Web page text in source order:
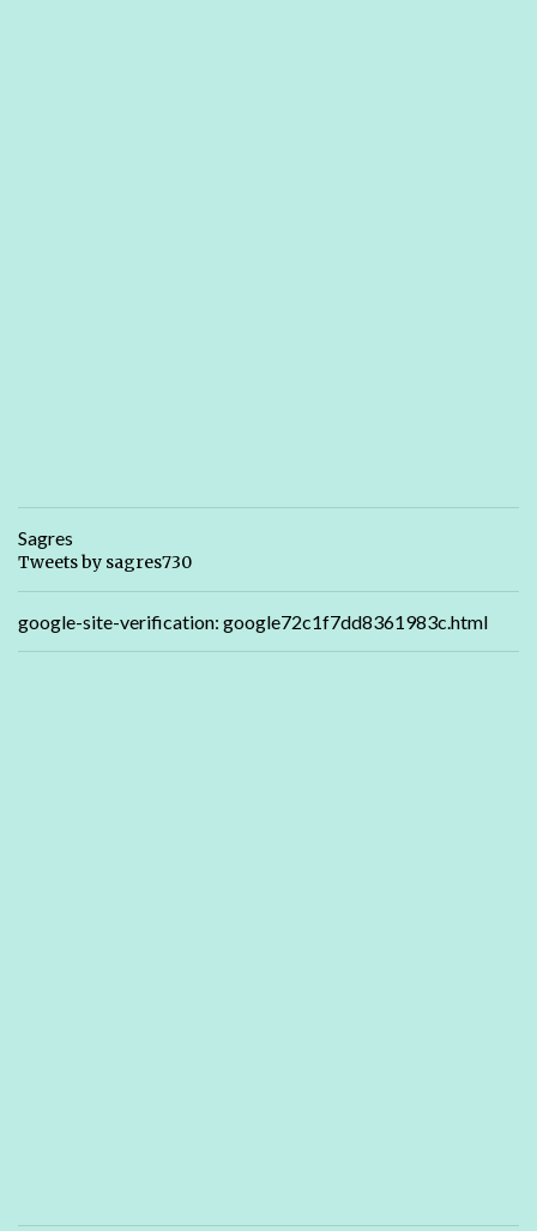
Sagres
Tweets by sagres730
google-site-verification: google72c1f7dd8361983c.html